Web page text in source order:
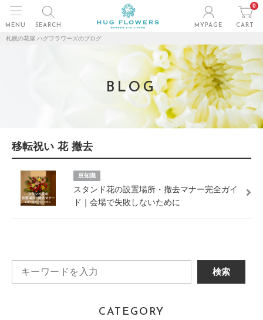
MENU SEARCH MYPAGE
0
CART
札幌の花屋 ハグフラワーズのブログ
BLOG
移転祝い 花 撤去
豆知識
スタンド花の設置場所・撤去マナー完全ガイ
ド｜会場で失敗しないために
CATEGORY